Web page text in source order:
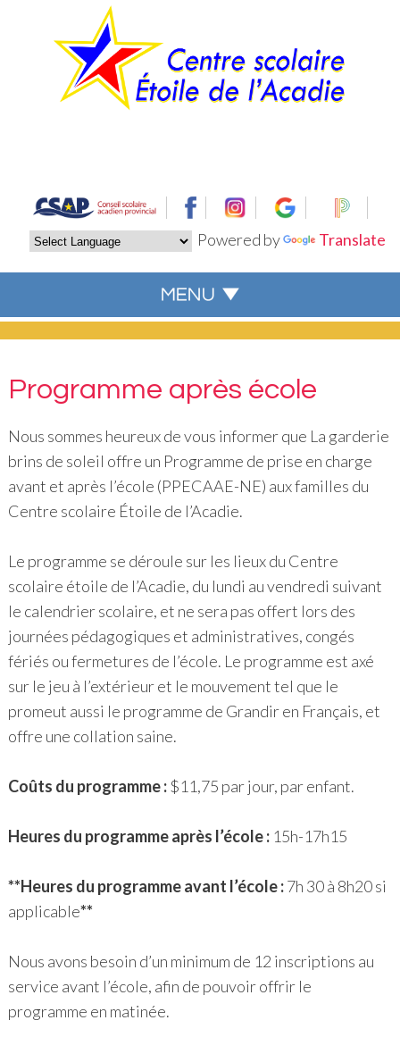
Powered by Translate
Programme après école
Nous sommes heureux de vous informer que La garderie
brins de soleil offre un Programme de prise en charge
avant et après l’école (PPECAAE-NE) aux familles du
Centre scolaire Étoile de l’Acadie.
Le programme se déroule sur les lieux du Centre
scolaire étoile de l’Acadie, du lundi au vendredi suivant
le calendrier scolaire, et ne sera pas offert lors des
journées pédagogiques et administratives, congés
fériés ou fermetures de l’école. Le programme est axé
sur le jeu à l’extérieur et le mouvement tel que le
promeut aussi le programme de Grandir en Français, et
offre une collation saine.
Coûts du programme :$11,75 par jour, par enfant.
Heures du programme après l’école :15h-17h15
**Heures du programme avant l’école :7h 30 à 8h20 si
applicable**
Nous avons besoin d’un minimum de 12 inscriptions au
service avant l’école, afin de pouvoir offrir le
programme en matinée.